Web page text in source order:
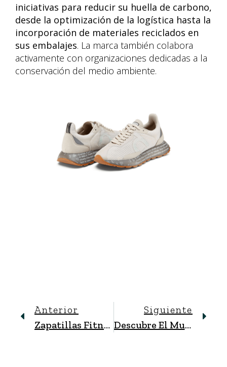
iniciativas para reducir su huella de carbono,
desde la optimización de la logística hasta la
incorporación de materiales reciclados en
sus embalajes. La marca también colabora
activamente con organizaciones dedicadas a la
conservación del medio ambiente.
Anterior
Zapatillas Fitness Para El Entrenamiento En El Gimnasio
Siguiente
Descubre El Mundo De Saucony: Innovación, Rendimiento Y Sostenibilidad